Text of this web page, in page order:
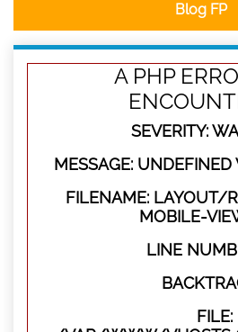
Blog FP
A PHP
SEVERITY:
MESSAGE: UNDEFINED
FILENAME: LAYOUT/
MOBILE-
LINE
FILE: